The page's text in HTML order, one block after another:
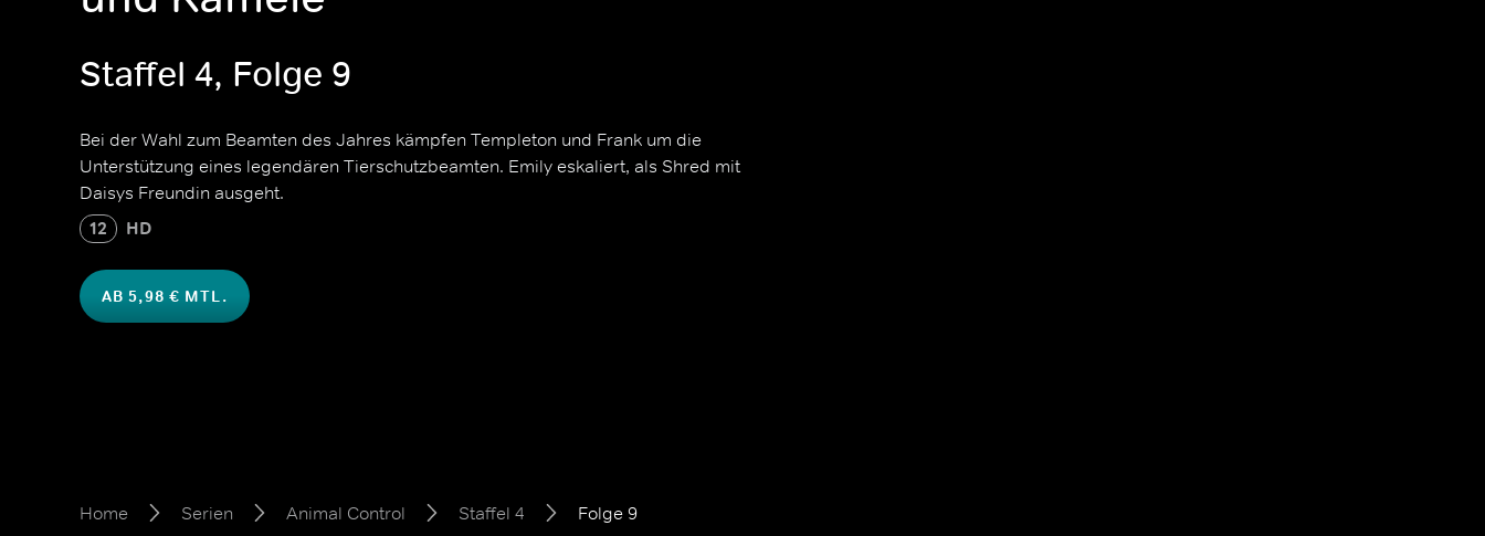
Staffel 4, Folge 9
Bei der Wahl zum Beamten des Jahres kämpfen Templeton und Frank um die
Unterstützung eines legendären Tierschutzbeamten. Emily eskaliert, als Shred mit
Daisys Freundin ausgeht.
12 HD
AB 5,98 € MTL.
Home Serien Animal Control Staffel 4 Folge 9